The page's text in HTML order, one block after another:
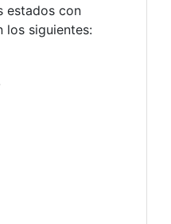
estados con
los siguientes: